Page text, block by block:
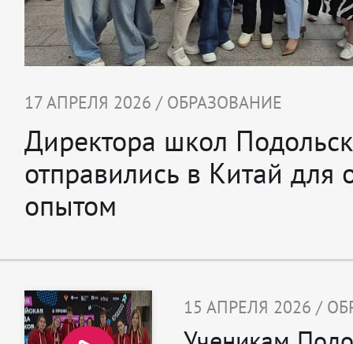
17 АПРЕЛЯ 2026 / ОБРАЗОВАНИЕ
Директора школ
отправились в Китай для
опытом
15 АПРЕЛЯ 2026 /